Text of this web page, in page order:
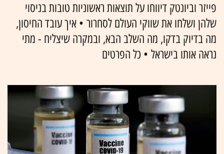
פייזר וביונטק דיווחו על תוצאות ראשוניות טובות בניסוי
שלהן ושלחו את שווקי העולם לסחרור • איך עובד החיסון,
מה בדיוק בדקו, מה השלב הבא, ובמקרה שיצליח - מתי
נראה אותו בישראל • כל הפרטים